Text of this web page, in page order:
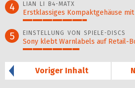
4 LIAN LI B4-MATX
Erstklassiges Kompaktgehäuse mit
5 EINSTELLUNG VON SPIELE-DISCS
Sony klebt Warnlabels auf Retail-
Voriger Inhalt